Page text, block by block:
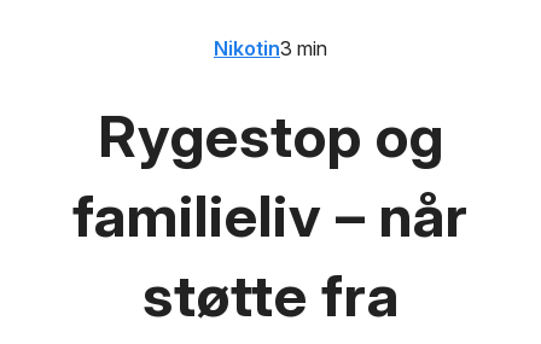
Rygestop og
familieliv – når
støtte fra
Nikotin3 min